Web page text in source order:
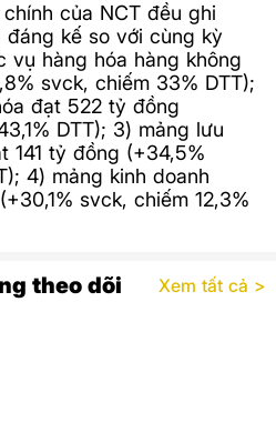
của NCT đều ghi
kế so với cùng kỳ
vụ hàng hóa hàng không
svck, chiếm 33% DTT);
đạt 522 tỷ đồng
DTT); 3) mảng lưu
141 tỷ đồng (+34,5%
4) mảng kinh doanh
svck, chiếm 12,3%
theo dõi Xem tất cả >